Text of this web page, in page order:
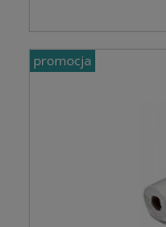
promocja